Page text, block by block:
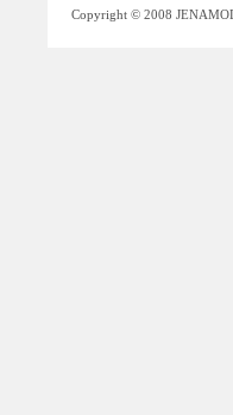
Copyright © 2008